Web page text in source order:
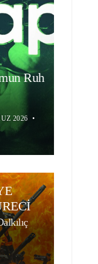
Ruh
2026 •